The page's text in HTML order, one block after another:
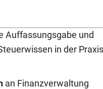
Auffassungsgabe und
in der Praxis
an Finanzverwaltung